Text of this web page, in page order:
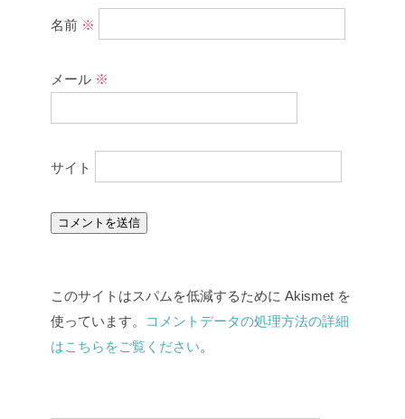
名前 ※
メール ※
サイト
このサイトはスパムを低減するために Akismet を
使っています。
コメントデータの処理方法の詳細
はこちらをご覧ください。